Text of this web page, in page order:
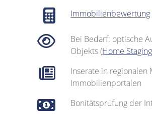
Immobilienbewertung
Bei Bedarf: optische
Objekts (Home Staging
Inserate in regionalen
Immobilienportalen
Bonitätsprüfung der